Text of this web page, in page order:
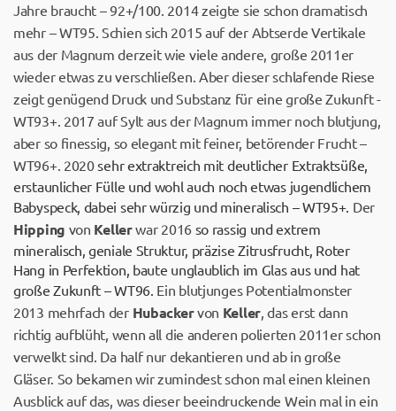
Jahre braucht – 92+/100. 2014 zeigte sie schon dramatisch
mehr – WT95. Schien sich 2015 auf der Abtserde Vertikale
aus der Magnum derzeit wie viele andere, große 2011er
wieder etwas zu verschließen. Aber dieser schlafende Riese
zeigt genügend Druck und Substanz für eine große Zukunft -
WT93+. 2017 auf Sylt aus der Magnum immer noch blutjung,
aber so finessig, so elegant mit feiner, betörender Frucht –
WT96+. 2020sehr extraktreich mit deutlicher Extraktsüße,
erstaunlicher Fülle und wohl auch noch etwas jugendlichem
Babyspeck, dabei sehr würzig und mineralisch – WT95+. Der
Hipping von Kellerwar 2016 so rassig und extrem
mineralisch, geniale Struktur, präzise Zitrusfrucht, Roter
Hang in Perfektion, baute unglaublich im Glas aus und hat
große Zukunft – WT96. Ein blutjunges Potentialmonster
2013 mehrfach der Hubackervon Keller, das erst dann
richtig aufblüht, wenn all die anderen polierten 2011er schon
verwelkt sind. Da half nur dekantieren und ab in große
Gläser. So bekamen wir zumindest schon mal einen kleinen
Ausblick auf das, was dieser beeindruckende Wein mal in ein